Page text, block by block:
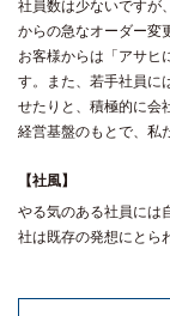
社員数は少ないですが
からの急なオーダー変
お客様からは「アサヒ
す。また、若手社員に
せたりと、積極的に会
経営基盤のもとで、私
【社風】
やる気のある社員には
社は既存の発想にとら